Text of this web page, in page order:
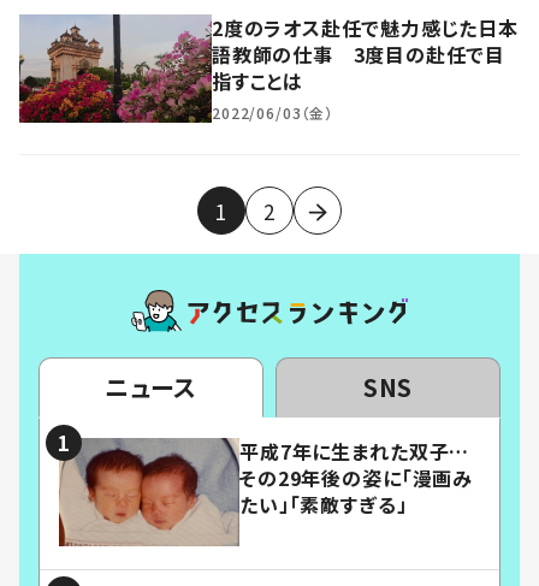
2度のラオス赴任で魅力感じた日本
語教師の仕事 3度目の赴任で目
指すことは
2022/06/03（金）
1 2
ニュース SNS
平成7年に生まれた双子…
その29年後の姿に「漫画み
たい」「素敵すぎる」